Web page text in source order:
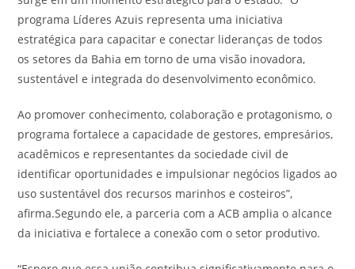
programa Líderes Azuis representa uma iniciativa
estratégica para capacitar e conectar lideranças de todos
os setores da Bahia em torno de uma visão inovadora,
sustentável e integrada do desenvolvimento econômico.
Ao promover conhecimento, colaboração e protagonismo, o
programa fortalece a capacidade de gestores, empresários,
acadêmicos e representantes da sociedade civil de
identificar oportunidades e impulsionar negócios ligados ao
uso sustentável dos recursos marinhos e costeiros”,
afirma.Segundo ele, a parceria com a ACB amplia o alcance
da iniciativa e fortalece a conexão com o setor produtivo.